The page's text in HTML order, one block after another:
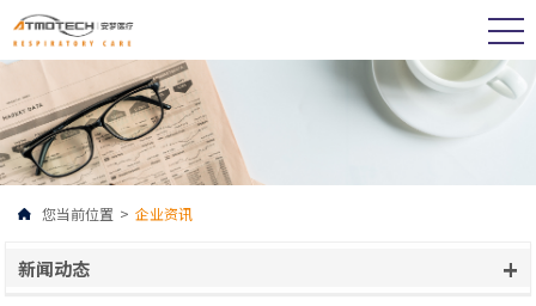
您当前位置 > 企业资讯
新闻动态 +